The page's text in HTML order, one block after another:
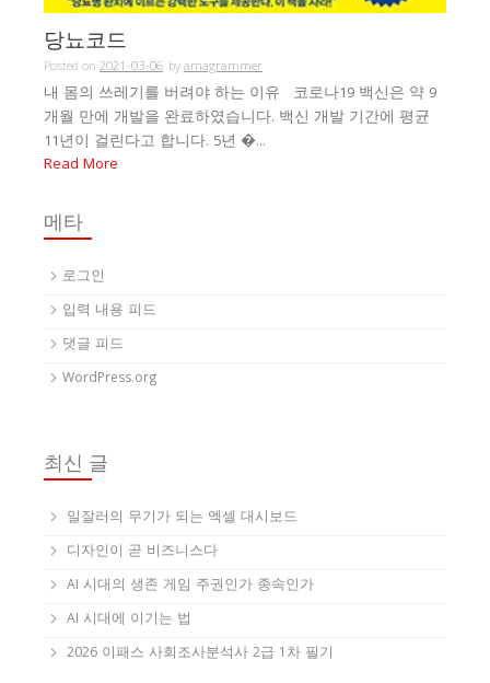
당뇨코드
Posted on 2021-03-06 byamagrammer
내 몸의 쓰레기를 버려야 하는 이유 코로나19 백신은 약 9
개월 만에 개발을 완료하였습니다. 백신 개발 기간에 평균
11년이 걸린다고 합니다. 5년 �...
Read More
메타
로그인
입력 내용 피드
댓글 피드
WordPress.org
최신 글
일잘러의 무기가 되는 엑셀 대시보드
디자인이 곧 비즈니스다
AI 시대의 생존 게임 주권인가 종속인가
AI 시대에 이기는 법
2026 이패스 사회조사분석사 2급 1차 필기